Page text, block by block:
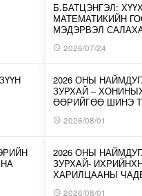
Б.БАТЦЭНГЭЛ:
МАТЕМАТИКИЙН
МЭДЭРВЭЛ
2026/07/24
2026 ОНЫ
ЗУРХАЙ –
ӨӨРИЙГӨӨ ШИНЭ
2026/08/01
2026 ОНЫ
ЗУРХАЙ-
ХАРИЛЦААНЫ
2026/08/01